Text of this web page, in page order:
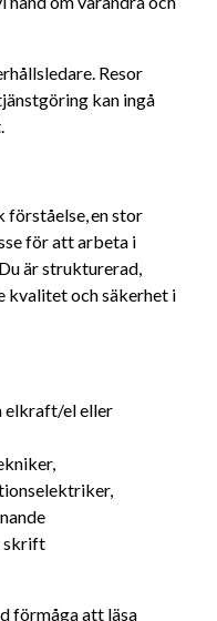
Resor
kan ingå
förståelse, en stor
för att arbeta i
är strukturerad,
kvalitet och säkerhet i
elkraft/el eller
skrift
förmåga att läsa